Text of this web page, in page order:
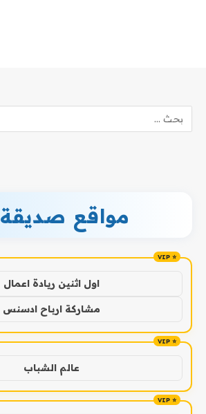
مواقع صديقة
اول اثنين ريادة اعمال
مشاركة ارباح ادسنس
عالم الشباب